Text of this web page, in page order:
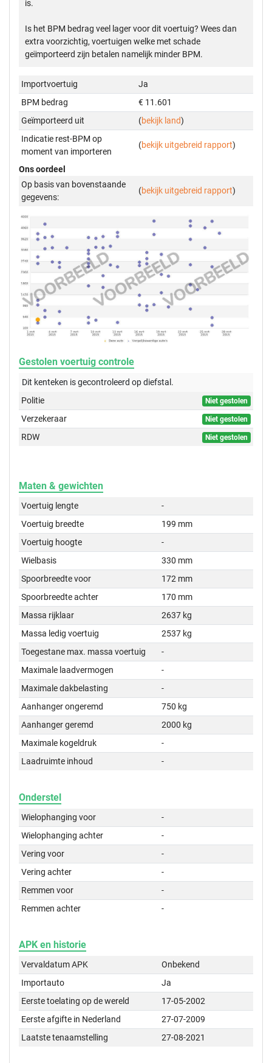
is.
Is het BPM bedrag veel lager voor dit voertuig? Wees dan
extra voorzichtig, voertuigen welke met schade
geïmporteerd zijn betalen namelijk minder BPM.
Importvoertuig
Ja
BPM bedrag
€ 11.601
Geïmporteerd uit
(bekijk land)
Indicatie rest-BPM op
moment van importeren
(bekijk uitgebreid rapport)
Ons oordeel
Op basis van bovenstaande
gegevens:
(bekijk uitgebreid rapport)
Gestolen voertuig controle
Dit kenteken is gecontroleerd opdiefstal.
Politie
Niet gestolen
Verzekeraar Niet gestolen
RDW Niet gestolen
Maten & gewichten
Voertuig lengte
-
Voertuig breedte
199 mm
Voertuig hoogte
-
Wielbasis
330 mm
Spoorbreedte voor
172 mm
Spoorbreedte achter
170 mm
Massa rijklaar
2637 kg
Massa ledig voertuig
2537 kg
Toegestane max. massa voertuig
-
Maximale laadvermogen
-
Maximale dakbelasting
-
Aanhanger ongeremd
750 kg
Aanhanger geremd
2000 kg
Maximale kogeldruk
-
Laadruimte inhoud
-
Onderstel
Wielophanging voor
-
Wielophanging achter
-
Vering voor
-
Vering achter
-
Remmen voor
-
Remmen achter
-
APK en historie
Vervaldatum APK
Onbekend
Importauto
Ja
Eerste toelating op de wereld
17-05-2002
Eerste afgifte in Nederland
27-07-2009
Laatste tenaamstelling
27-08-2021